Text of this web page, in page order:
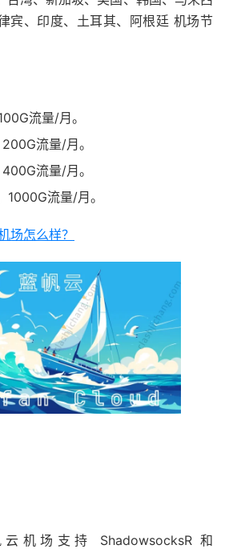
宾、印度、土耳其、阿根廷 机场节
流量/月。
流量/月。
流量/月。
流量/月。
场怎么样？
机场支持 ShadowsocksR 和